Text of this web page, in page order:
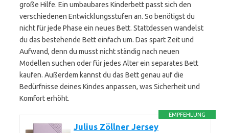
große Hilfe. Ein umbaubares Kinderbett passt sich den
verschiedenen Entwicklungsstufen an. So benötigst du
nicht für jede Phase ein neues Bett. Stattdessen wandelst
du das bestehende Bett einfach um. Das spart Zeit und
Aufwand, denn du musst nicht ständig nach neuen
Modellen suchen oder für jedes Alter ein separates Bett
kaufen. Außerdem kannst du das Bett genau auf die
Bedürfnisse deines Kindes anpassen, was Sicherheit und
Komfort erhöht.
EMPFEHLUNG
Julius Zöllner Jersey